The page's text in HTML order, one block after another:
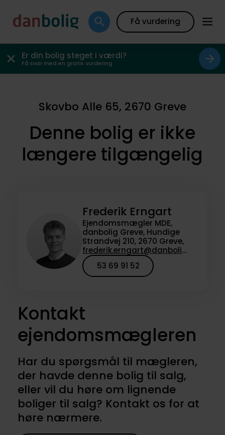
Få vurdering
Er din bolig steget i værdi?
Få svar med en gratis vurdering
Skovbo Alle 65, 2670 Greve
Denne bolig er ikke
længere tilgængelig
Frederik Erngart
Ejendomsmægler MDE,
danbolig Greve, Hundige
Strandvej 210, 2670 Greve,
frederik.erngart@danbolig.dk
53 69 91 52
Kontakt
ejendomsmægleren
Har du spørgsmål til mægleren,
der havde denne bolig til salg,
eller vil du høre om lignende
boliger til salg? Kontakt os for at
høre nærmere.